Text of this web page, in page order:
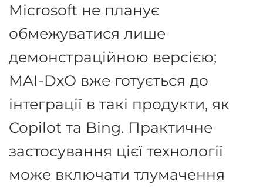
Microsoft не планує
обмежуватися лише
демонстраційною версією;
MAI-DxO вже готується до
інтеграції в такі продукти, як
Copilot та Bing. Практичне
застосування цієї технології
може включати тлумачення